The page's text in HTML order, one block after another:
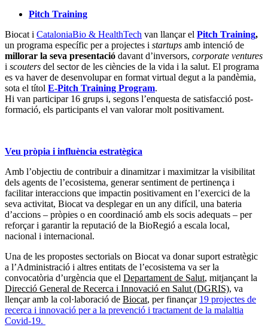
Pitch Training
Biocat i CataloniaBio & HealthTech van llançar el Pitch Training,
un programa específic per a projectes i startups amb intenció de
millorar la seva presentació davant d’inversors, corporate ventures
i scouters del sector de les ciències de la vida i la salut. El programa
es va haver de desenvolupar en format virtual degut a la pandèmia,
sota el títol E-Pitch Training Program.
Hi van participar 16 grups i, segons l’enquesta de satisfacció post-
formació, els participants el van valorar molt positivament.
Veu pròpia i influència estratègica
Amb l’objectiu de contribuir a dinamitzar i maximitzar la visibilitat
dels agents de l’ecosistema, generar sentiment de pertinença i
facilitar interaccions que impactin positivament en l’exercici de la
seva activitat, Biocat va desplegar en un any difícil, una bateria
d’accions – pròpies o en coordinació amb els socis adequats – per
reforçar i garantir la reputació de la BioRegió a escala local,
nacional i internacional.
Una de les propostes sectorials on Biocat va donar suport estratègic
a l’Administració i altres entitats de l’ecosistema va ser la
convocatòria d’urgència que el Departament de Salut, mitjançant la
Direcció General de Recerca i Innovació en Salut (DGRIS), va
llençar amb la col·laboració de Biocat, per finançar 19 projectes de
recerca i innovació per a la prevenció i tractament de la malaltia
Covid-19.